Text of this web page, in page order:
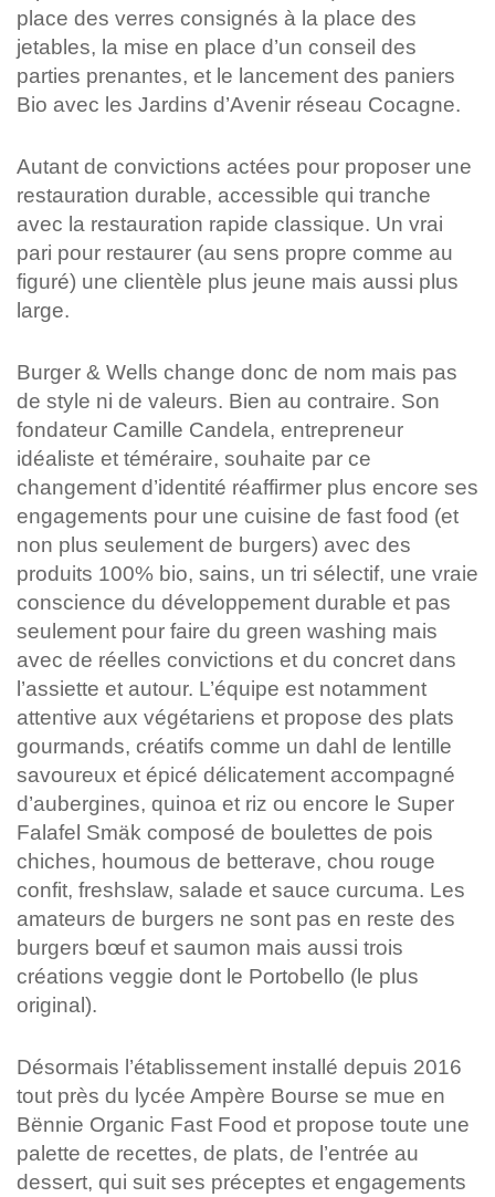
place des verres consignés à la place des
jetables, la mise en place d’un conseil des
parties prenantes, et le lancement des paniers
Bio avec les Jardins d’Avenir réseau Cocagne.
Autant de convictions actées pour proposer une
restauration durable, accessible qui tranche
avec la restauration rapide classique. Un vrai
pari pour restaurer (au sens propre comme au
figuré) une clientèle plus jeune mais aussi plus
large.
Burger & Wells change donc de nom mais pas
de style ni de valeurs. Bien au contraire. Son
fondateur Camille Candela, entrepreneur
idéaliste et téméraire, souhaite par ce
changement d’identité réaffirmer plus encore ses
engagements pour une cuisine de fast food (et
non plus seulement de burgers) avec des
produits 100% bio, sains, un tri sélectif, une vraie
conscience du développement durable et pas
seulement pour faire du green washing mais
avec de réelles convictions et du concret dans
l’assiette et autour. L’équipe est notamment
attentive aux végétariens et propose des plats
gourmands, créatifs comme un dahl de lentille
savoureux et épicé délicatement accompagné
d’aubergines, quinoa et riz ou encore le Super
Falafel Smäk composé de boulettes de pois
chiches, houmous de betterave, chou rouge
confit, freshslaw, salade et sauce curcuma. Les
amateurs de burgers ne sont pas en reste des
burgers bœuf et saumon mais aussi trois
créations veggie dont le Portobello (le plus
original).
Désormais l’établissement installé depuis 2016
tout près du lycée Ampère Bourse se mue en
Bënnie Organic Fast Food et propose toute une
palette de recettes, de plats, de l’entrée au
dessert, qui suit ses préceptes et engagements